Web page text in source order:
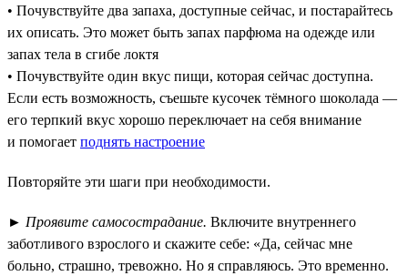
• Почувствуйте два запаха, доступные сейчас, и постарайтесь
их описать. Это может быть запах парфюма на одежде или
запах тела в сгибе локтя
• Почувствуйте один вкус пищи, которая сейчас доступна.
Если есть возможность, съешьте кусочек тёмного шоколада —
его терпкий вкус хорошо переключает на себя внимание
и помогает поднять настроение
Повторяйте эти шаги при необходимости.
► Проявите самосострадание. Включите внутреннего
заботливого взрослого и скажите себе: «Да, сейчас мне
больно, страшно, тревожно. Но я справляюсь. Это временно.